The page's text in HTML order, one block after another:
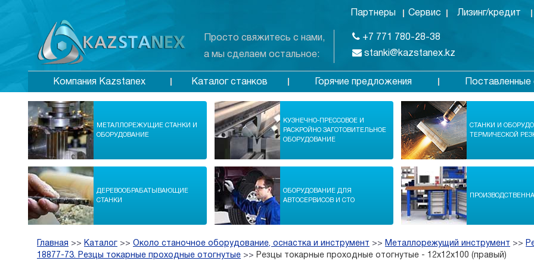
Просто свяжитесь с нами,
а мы сделаем остальное:
Партнеры Сервис Лизинг/кредит
+7 771 780-28-38
stanki@kazstanex.kz
Компания Kazstanex Каталог станков Горячие предложения Поставленные
МЕТАЛЛОРЕЖУЩИЕ СТАНКИ И
ОБОРУДОВАНИЕ
КУЗНЕЧНО-ПРЕССОВОЕ И
РАСКРОЙНО ЗАГОТОВИТЕЛЬНОЕ
ОБОРУДОВАНИЕ
СТАНКИ И
ТЕРМИЧЕСКОЙ
ДЕРЕВООБРАБАТЫВАЮЩИЕ
СТАНКИ
ОБОРУДОВАНИЕ ДЛЯ
АВТОСЕРВИСОВ И СТО
Главная >> Каталог >> Около станочное оборудование, оснастка и инструмент >> Металлорежущий инструмент >>
18877-73. Резцы токарные проходные отогнутые >> Резцы токарные проходные отогнутые - 12х12х100 (правый)